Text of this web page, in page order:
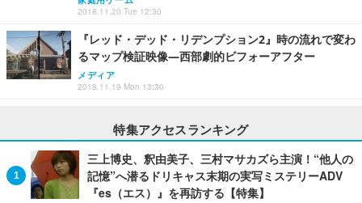
2018.11.20 Tue 12:30
『レッド・デッド・リデンプション2』時の流れで変わ
るマップ検証映像―西部劇的ビフォーアフター
メディア
2018.11.19 Mon 13:30
特集アクセスランキング
三上博史、釈由美子、三村マサカズら主演！“他人の
記憶”へ潜るドリキャス末期の実写ミステリーADV
『es（エス）』を再訪する【特集】